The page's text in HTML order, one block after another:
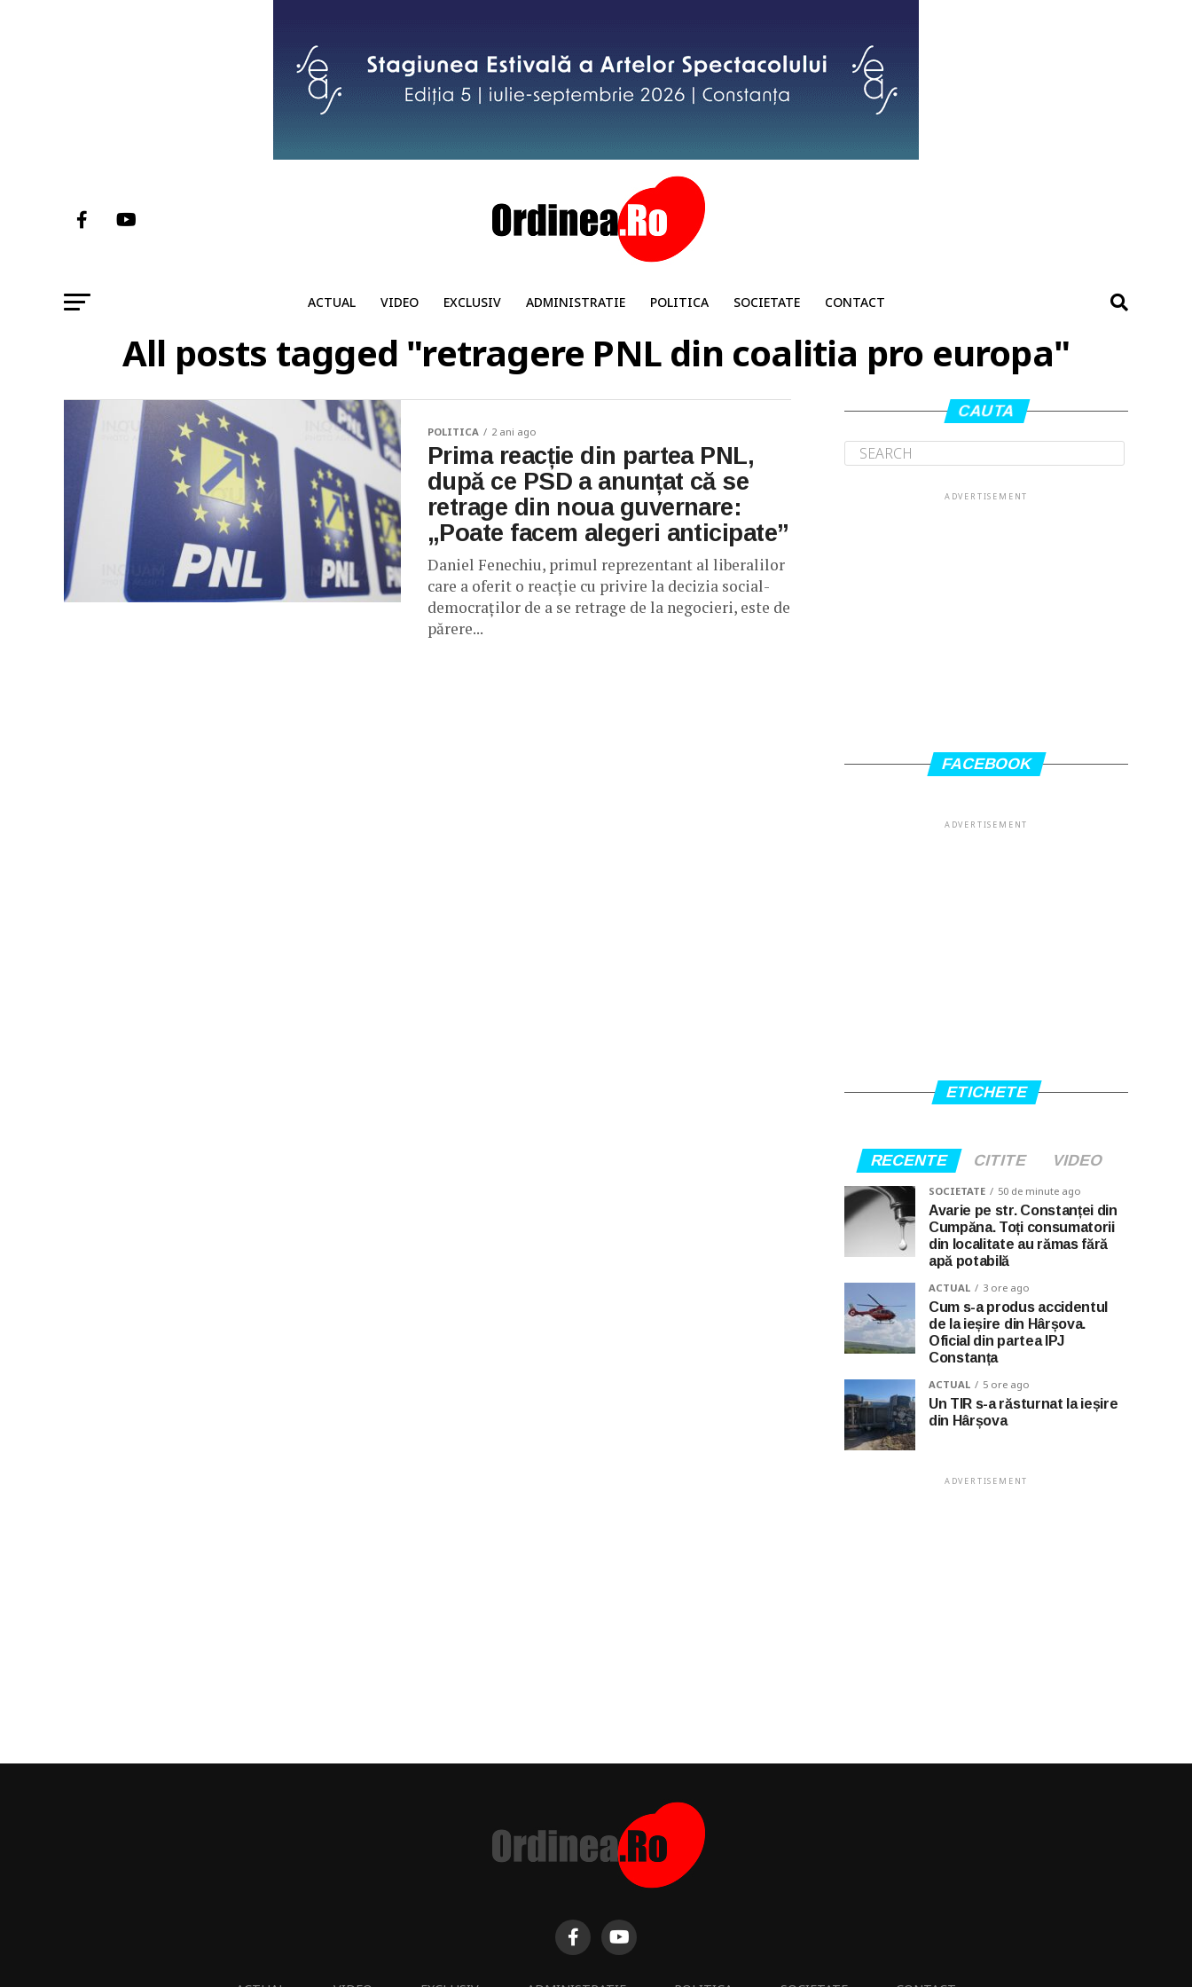
ACTUAL VIDEO EXCLUSIV ADMINISTRATIE POLITICA SOCIETATE CONTACT
All posts tagged "retragere PNL din coalitia pro europa"
POLITICA 2 ani ago
Prima reacție din partea PNL,
după ce PSD a anunțat că se
retrage din noua guvernare:
„Poate facem alegeri anticipate”
Daniel Fenechiu, primul reprezentant al liberalilor
care a oferit o reacție cu privire la decizia social-
democraților de a se retrage de la negocieri, este de
părere...
CAUTA
ADVERTISEMENT
FACEBOOK
ADVERTISEMENT
ETICHETE
RECENTE CITITE VIDEO
SOCIETATE 50 de minute ago
Avarie pe str. Constanței din
Cumpăna. Toți consumatorii
din localitate au rămas fără
apă potabilă
ACTUAL 3 ore ago
Cum s-a produs accidentul
de la ieșire din Hârșova.
Oficial din partea IPJ
Constanța
ACTUAL 5 ore ago
Un TIR s-a răsturnat la ieșire
din Hârșova
ADVERTISEMENT